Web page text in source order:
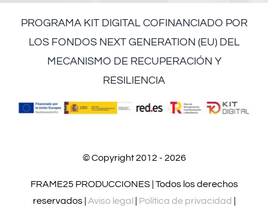
PROGRAMA KIT DIGITAL COFINANCIADO POR
LOS FONDOS NEXT GENERATION (EU) DEL
MECANISMO DE RECUPERACIÓN Y
RESILIENCIA
© Copyright 2012 - 2026
FRAME25 PRODUCCIONES | Todos los derechos
reservados | Aviso legal Política de privacidad